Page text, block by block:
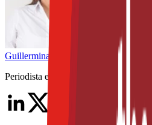
Guillermina
Periodista especializada Senior